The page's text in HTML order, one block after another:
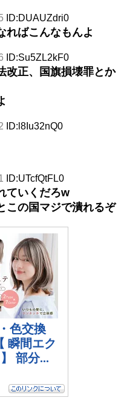
ID:DUAUZdri0
ればこんなもんよ
ID:Su5ZL2kF0
改正、国旗損壊罪とか
ID:l8Iu32nQ0
ID:UTcfQtFL0
ていくだろw
この国マジで潰れるぞ